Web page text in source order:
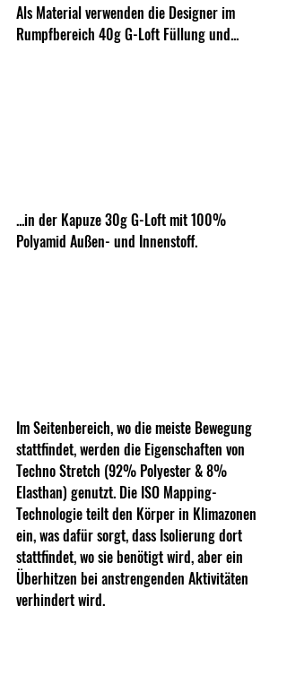
Als Material verwenden die Designer im
Rumpfbereich 40g G-Loft Füllung und...
...in der Kapuze 30g G-Loft mit 100%
Polyamid Außen- und Innenstoff.
Im Seitenbereich, wo die meiste Bewegung
stattfindet, werden die Eigenschaften von
Techno Stretch (92% Polyester & 8%
Elasthan) genutzt. Die ISO Mapping-
Technologie teilt den Körper in Klimazonen
ein, was dafür sorgt, dass Isolierung dort
stattfindet, wo sie benötigt wird, aber ein
Überhitzen bei anstrengenden Aktivitäten
verhindert wird.